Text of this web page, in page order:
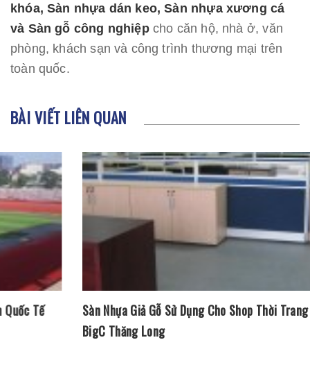
khóa, Sàn nhựa dán keo, Sàn nhựa xương cá
và Sàn gỗ công nghiệpcho căn hộ, nhà ở, văn
phòng, khách sạn và công trình thương mại trên
toàn quốc.
BÀI VIẾT LIÊN QUAN
Sàn Nhựa Giả Gỗ Sử Dụng Cho Shop Thời Trang PERTOLI –
BigC Thăng Long